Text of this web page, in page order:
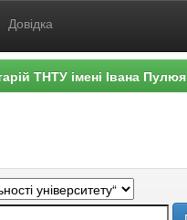
Довідка
ТНТУ імені Івана Пулюя